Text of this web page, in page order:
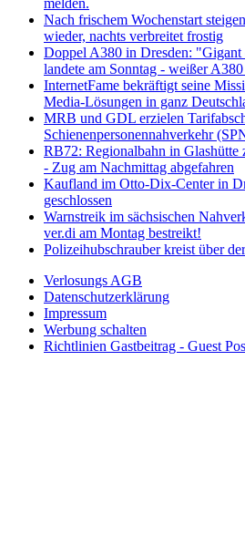
Nach frischem Wochenstart
wieder, nachts verbreitet frostig
Doppel A380 in Dresden:
landete am Sonntag - weißer
InternetFame bekräftigt seine
Media-Lösungen in ganz
MRB und GDL erzielen
Schienenpersonennahverkehr
RB72: Regionalbahn in Glashütte
- Zug am Nachmittag abgefahren
Kaufland im Otto-Dix-Center in
geschlossen
Warnstreik im sächsischen
ver.di am Montag bestreikt!
Polizeihubschrauber kreist über
Verlosungs AGB
Datenschutzerklärung
Impressum
Werbung schalten
Richtlinien Gastbeitrag - Guest